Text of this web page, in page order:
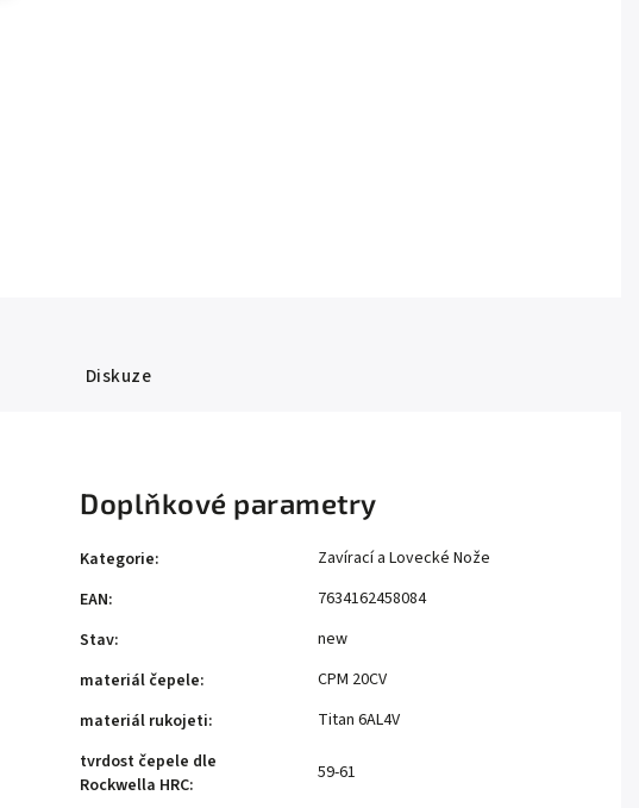
Diskuze
Doplňkové parametry
Kategorie:
Zavírací a Lovecké Nože
EAN:
7634162458084
Stav:
new
materiál čepele:
CPM 20CV
materiál rukojeti:
Titan 6AL4V
tvrdost čepele dle
Rockwella HRC:
59-61